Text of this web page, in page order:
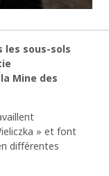
les sous-sols
Mine des
» et font
différentes